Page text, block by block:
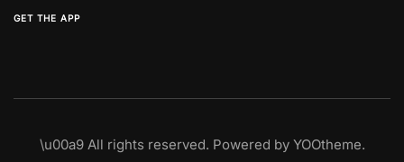
GET THE APP
\u00a9 All rights reserved. Powered by YOOtheme.